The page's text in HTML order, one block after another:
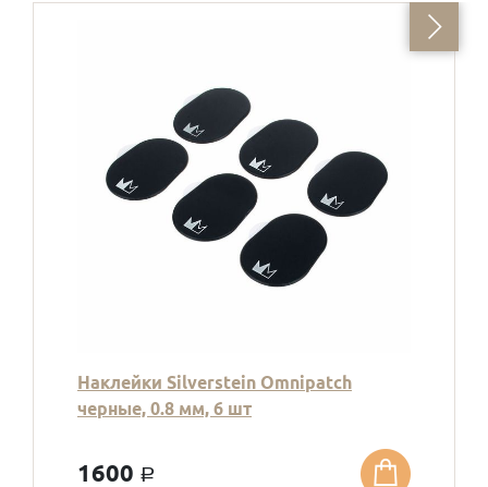
Наклейки Silverstein Omnipatch
черные, 0.8 мм, 6 шт
1600 a